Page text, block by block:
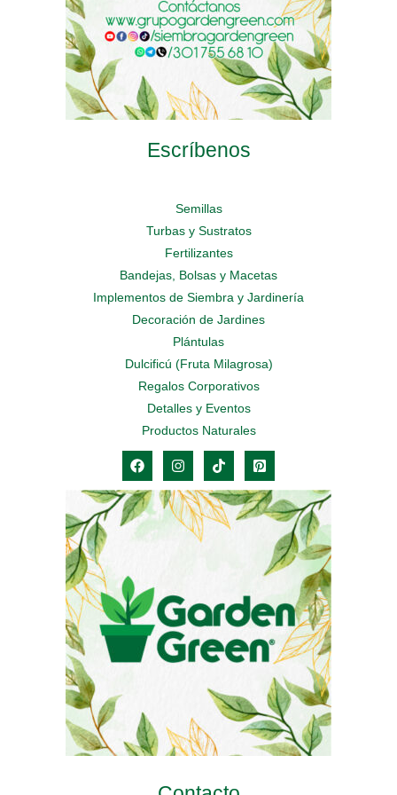
producto
producto
Escríbenos
Semillas
Turbas y Sustratos
Fertilizantes
Bandejas, Bolsas y Macetas
Implementos de Siembra y Jardinería
Decoración de Jardines
Plántulas
Dulcificú (Fruta Milagrosa)
Regalos Corporativos
Detalles y Eventos
Productos Naturales